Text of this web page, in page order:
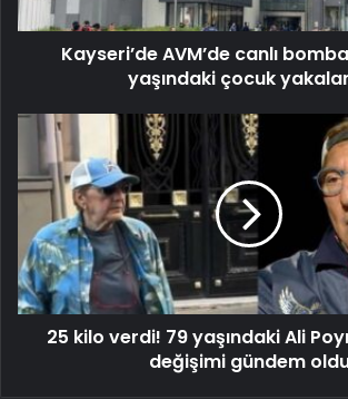
Kayseri’de AVM’de canlı
yaşındaki çocuk
25 kilo verdi! 79 yaşındaki Ali
değişimi gündem